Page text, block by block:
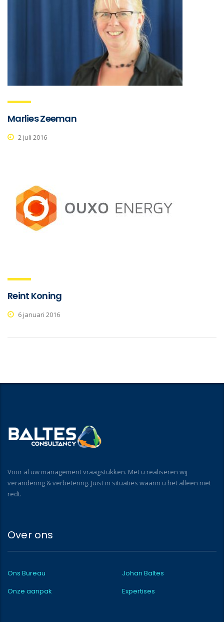
Marlies Zeeman
2 juli 2016
Reint Koning
6 januari 2016
Voor al uw management vraagstukken. Met u realiseren wij
verandering & verbetering. Juist in situaties waarin u het alleen niet
redt.
Over ons
Ons Bureau
Johan Baltes
Onze aanpak
Expertises